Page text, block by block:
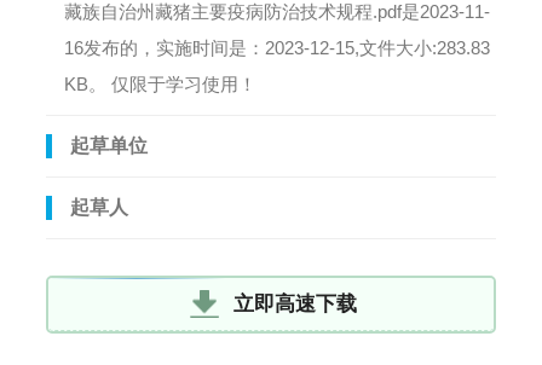
藏族自治州藏猪主要疫病防治技术规程.pdf是2023-11-
16发布的，实施时间是：2023-12-15,文件大小:283.83
KB。 仅限于学习使用！
起草单位
起草人
立即高速下载